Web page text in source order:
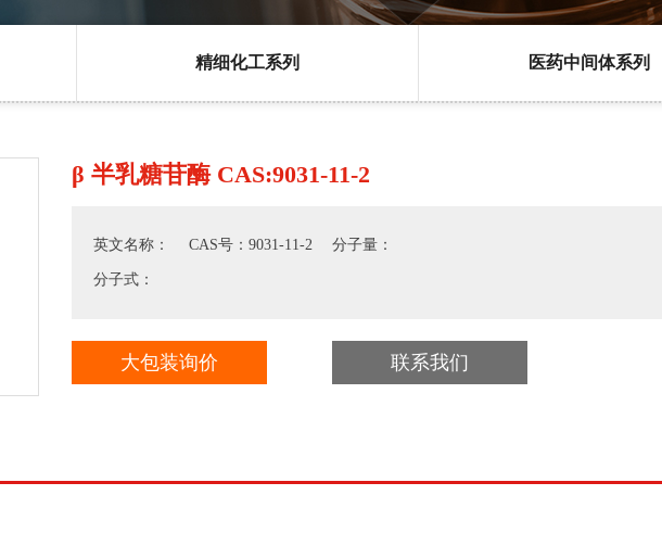
精细化工系列 医药中间体系列
β 半乳糖苷酶 CAS:9031-11-2
英文名称： CAS号：9031-11-2 分子量：
分子式：
大包装询价 联系我们